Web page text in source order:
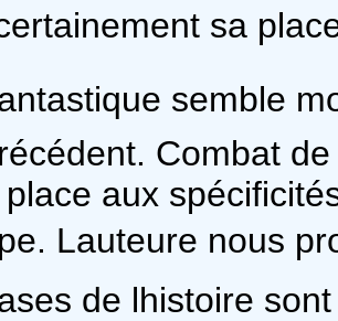
sa
semble
Combat
aux
Lauteure nous
de lhistoire